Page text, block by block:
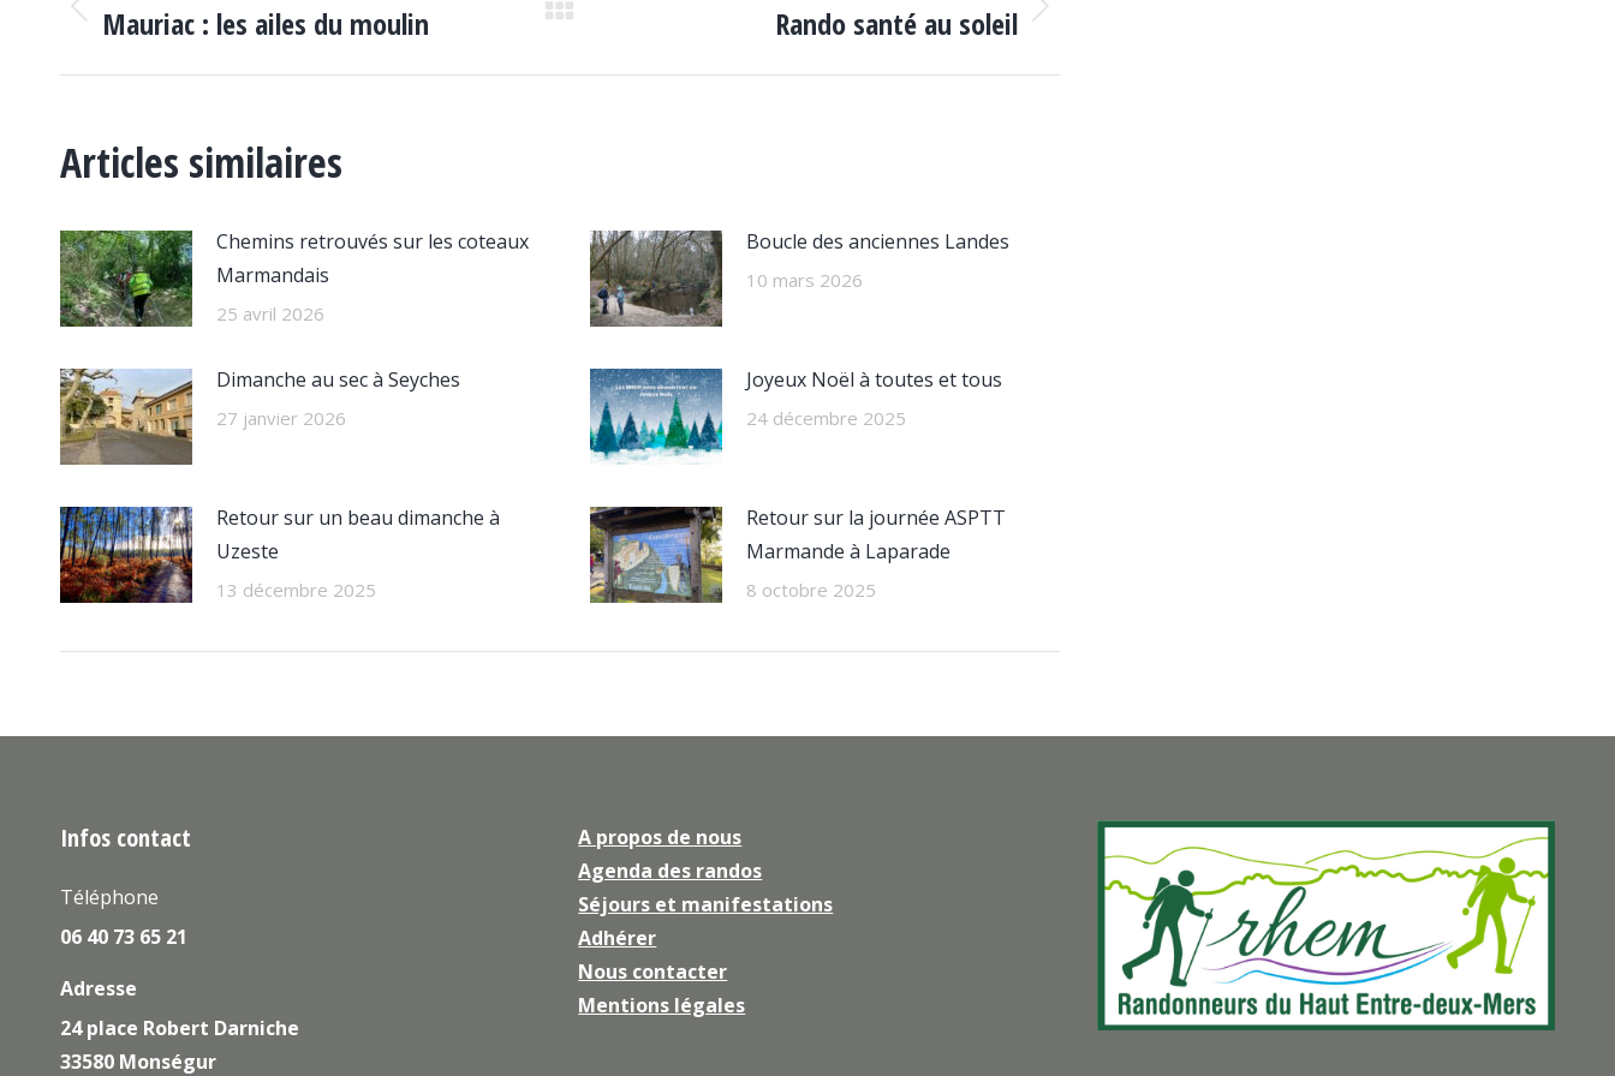
ARTICLE
Article
Mauriac : les ailes du moulin Rando santé au soleil
Articles similaires
Chemins retrouvés sur les coteaux
Marmandais
25 avril 2026
Boucle des anciennes Landes
10 mars 2026
Dimanche au sec à Seyches
27 janvier 2026
Joyeux Noël à toutes et tous
24 décembre 2025
Retour sur un beau dimanche à
Uzeste
13 décembre 2025
Retour sur la journée ASPTT
Marmande à Laparade
8 octobre 2025
Infos contact
Téléphone
06 40 73 65 21
Adresse
24 place Robert Darniche
33580 Monségur
A propos de nous
Agenda des randos
Séjours et manifestations
Adhérer
Nous contacter
Mentions légales